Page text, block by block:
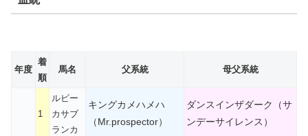
年度
着
順
馬名 父系統 母父系統
1
ルビー
カサブ
ランカ
キングカメハメハ
（Mr.prospector）
ダンスインザダーク（サ
ンデーサイレンス）